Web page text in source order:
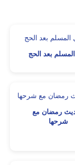
بعد الحج
رمضان مع
شرحها